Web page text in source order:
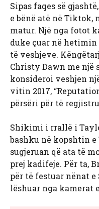
Sipas faqes së
e bënë atë në Tiktok,
matur. Një nga fotot
duke çuar në hetimin
të veshjeve.
Christy Dawn me një
konsideroi veshjen
vitin 2017,
përsëri për të
Shikimi i rrallë i
bashku në kopshtin
sugjeruan që ata të
prej kadifeje. Për ta,
për të festuar nënat e
lëshuar nga kamerat